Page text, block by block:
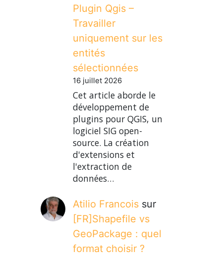
Plugin Qgis –
Travailler
uniquement sur les
entités
sélectionnées
16 juillet 2026
Cet article aborde le
développement de
plugins pour QGIS, un
logiciel SIG open-
source. La création
d'extensions et
l'extraction de
données…
Atilio Francois sur
[FR]Shapefile vs
GeoPackage : quel
format choisir ?